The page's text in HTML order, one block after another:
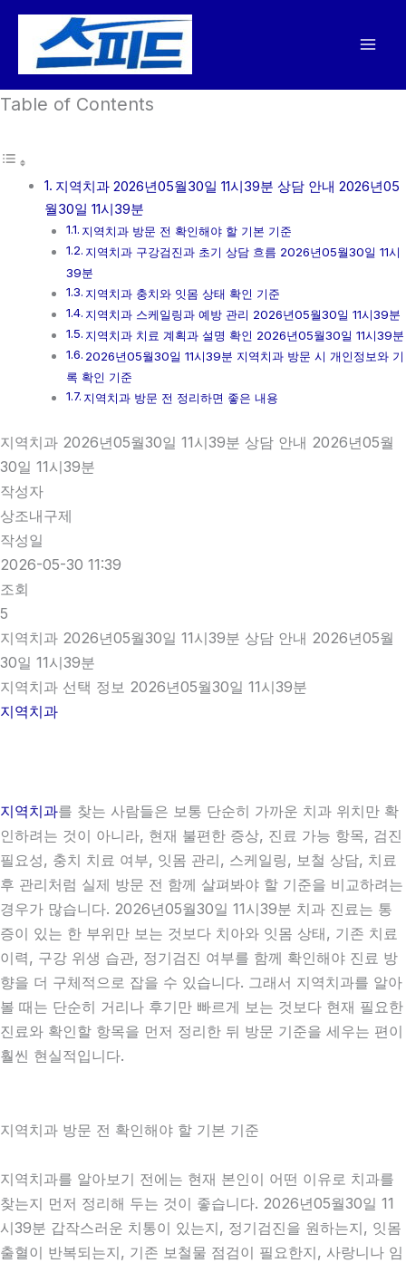
건
뛰
Table of Contents
지역치과 2026년05월30일 11시39분 상담 안내 2026년05
월30일 11시39분
지역치과 방문 전 확인해야 할 기본 기준
지역치과 구강검진과 초기 상담 흐름 2026년05월30일 11시
39분
지역치과 충치와 잇몸 상태 확인 기준
지역치과 스케일링과 예방 관리 2026년05월30일 11시39분
지역치과 치료 계획과 설명 확인 2026년05월30일 11시39분
2026년05월30일 11시39분 지역치과 방문 시 개인정보와 기
록 확인 기준
지역치과 방문 전 정리하면 좋은 내용
지역치과 2026년05월30일 11시39분 상담 안내 2026년05월
30일 11시39분
작성자
상조내구제
작성일
2026-05-30 11:39
조회
5
지역치과 2026년05월30일 11시39분 상담 안내 2026년05월
30일 11시39분
지역치과 선택 정보 2026년05월30일 11시39분
지역치과
지역치과를 찾는 사람들은 보통 단순히 가까운 치과 위치만 확
인하려는 것이 아니라, 현재 불편한 증상, 진료 가능 항목, 검진
필요성, 충치 치료 여부, 잇몸 관리, 스케일링, 보철 상담, 치료
후 관리처럼 실제 방문 전 함께 살펴봐야 할 기준을 비교하려는
경우가 많습니다. 2026년05월30일 11시39분 치과 진료는 통
증이 있는 한 부위만 보는 것보다 치아와 잇몸 상태, 기존 치료
이력, 구강 위생 습관, 정기검진 여부를 함께 확인해야 진료 방
향을 더 구체적으로 잡을 수 있습니다. 그래서 지역치과를 알아
볼 때는 단순히 거리나 후기만 빠르게 보는 것보다 현재 필요한
진료와 확인할 항목을 먼저 정리한 뒤 방문 기준을 세우는 편이
훨씬 현실적입니다.
지역치과 방문 전 확인해야 할 기본 기준
지역치과를 알아보기 전에는 현재 본인이 어떤 이유로 치과를
찾는지 먼저 정리해 두는 것이 좋습니다. 2026년05월30일 11
시39분 갑작스러운 치통이 있는지, 정기검진을 원하는지, 잇몸
출혈이 반복되는지, 기존 보철물 점검이 필요한지, 사랑니나 임